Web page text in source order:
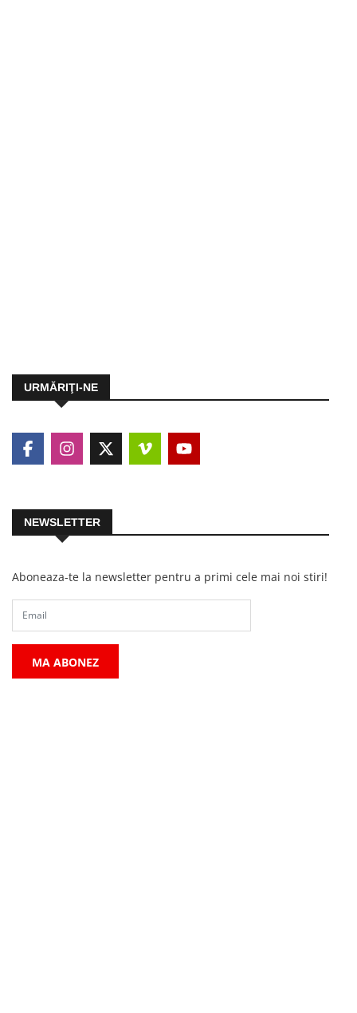
URMĂRIŢI-NE
NEWSLETTER
Aboneaza-te la newsletter pentru a primi cele mai noi stiri!
MA ABONEZ